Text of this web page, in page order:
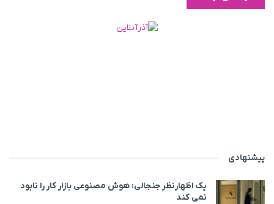
پیشنهادی
یک اظهارنظر جنجالی: هوش مصنوعی بازار کار را نابود
نمی‌ کند